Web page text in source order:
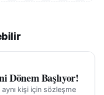
Dönem Başlıyor!
kişi için sözleşme